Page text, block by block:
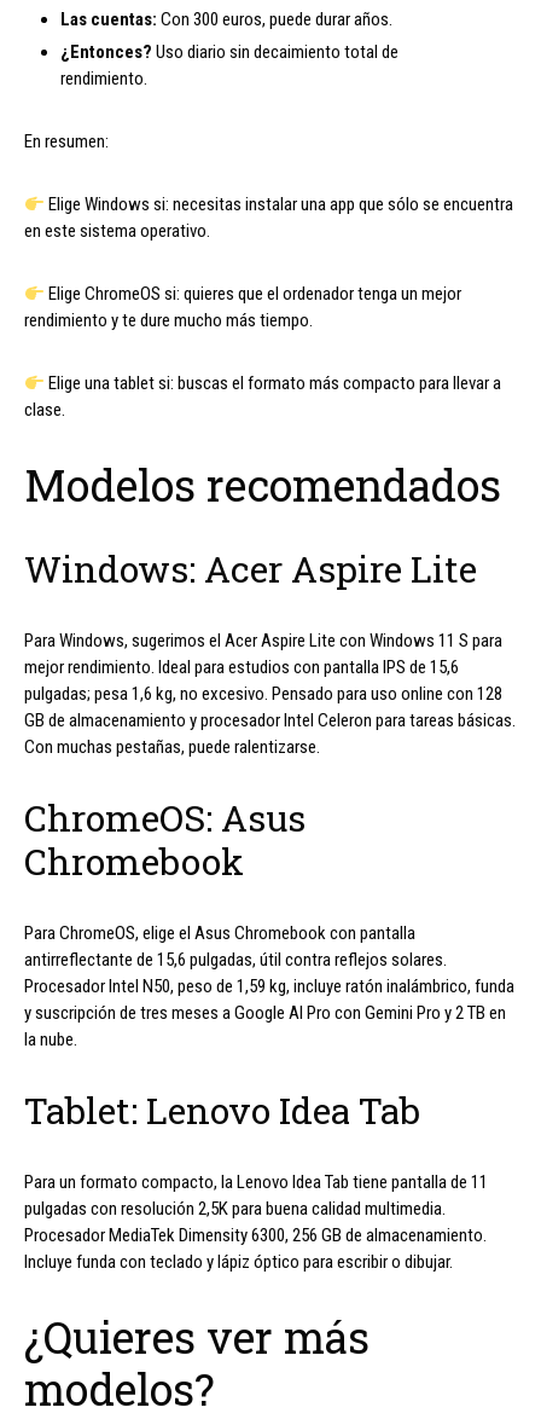
Las cuentas: Con 300 euros, puede durar años.
¿Entonces? Uso diario sin decaimiento total de
rendimiento.
En resumen:
Elige Windows si: necesitas instalar una app que sólo se encuentra
en este sistema operativo.
Elige ChromeOS si: quieres que el ordenador tenga un mejor
rendimiento y te dure mucho más tiempo.
Elige una tablet si: buscas el formato más compacto para llevar a
clase.
Modelos recomendados
Windows: Acer Aspire Lite
Para Windows, sugerimos el Acer Aspire Lite con Windows 11 S para
mejor rendimiento. Ideal para estudios con pantalla IPS de 15,6
pulgadas; pesa 1,6 kg, no excesivo. Pensado para uso online con 128
GB de almacenamiento y procesador Intel Celeron para tareas básicas.
Con muchas pestañas, puede ralentizarse.
ChromeOS: Asus
Chromebook
Para ChromeOS, elige el Asus Chromebook con pantalla
antirreflectante de 15,6 pulgadas, útil contra reflejos solares.
Procesador Intel N50, peso de 1,59 kg, incluye ratón inalámbrico, funda
y suscripción de tres meses a Google AI Pro con Gemini Pro y 2 TB en
la nube.
Tablet: Lenovo Idea Tab
Para un formato compacto, la Lenovo Idea Tab tiene pantalla de 11
pulgadas con resolución 2,5K para buena calidad multimedia.
Procesador MediaTek Dimensity 6300, 256 GB de almacenamiento.
Incluye funda con teclado y lápiz óptico para escribir o dibujar.
¿Quieres ver más
modelos?